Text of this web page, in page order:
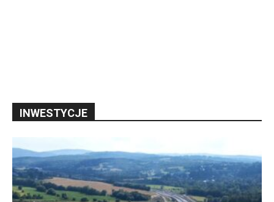
INWESTYCJE